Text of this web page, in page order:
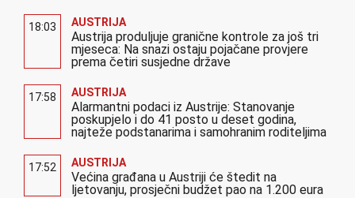
18:03 AUSTRIJA
Austrija produljuje granične kontrole za još tri
mjeseca: Na snazi ostaju pojačane provjere
prema četiri susjedne države
17:58 AUSTRIJA
Alarmantni podaci iz Austrije: Stanovanje
poskupjelo i do 41 posto u deset godina,
najteže podstanarima i samohranim roditeljima
17:52 AUSTRIJA
Većina građana u Austriji će štedit na
ljetovanju, prosječni budžet pao na 1.200 eura